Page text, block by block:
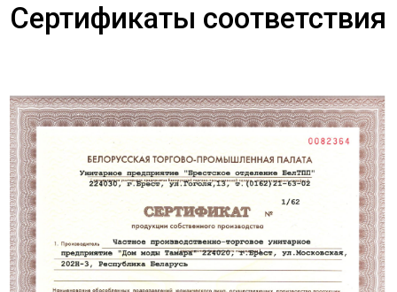
Сертификаты соответствия